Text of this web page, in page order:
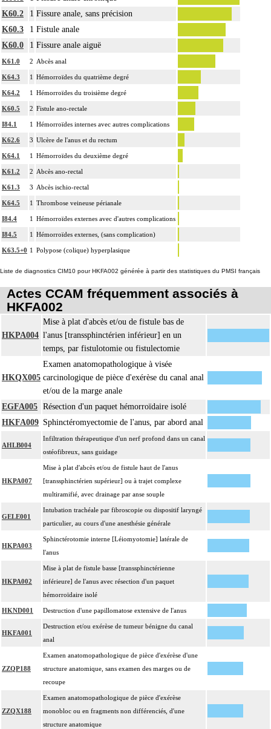
K60.2
1 Fissure anale, sans précision
K60.3
1 Fistule anale
K60.0
1 Fissure anale aiguë
K61.0 2 Abcès anal
K64.3 1 Hémorroïdes du quatrième degré
K64.2 1 Hémorroïdes du troisième degré
K60.5 2 Fistule ano-rectale
I84.1 1 Hémorroïdes internes avec autres complications
K62.6 3 Ulcère de l'anus et du rectum
K64.1 1 Hémorroïdes du deuxième degré
K61.2 2 Abcès ano-rectal
K61.3 3 Abcès ischio-rectal
K64.5 1 Thrombose veineuse périanale
I84.4 1 Hémorroïdes externes avec d'autres complications
I84.5 1 Hémorroïdes externes, (sans complication)
K63.5+0 1 Polypose (colique) hyperplasique
Liste de diagnostics CIM10 pour HKFA002 générée à partir des statistiques du PMSI français
Actes CCAM fréquemment associés à
HKFA002
HKPA004
Mise à plat d'abcès et/ou de fistule bas de
l'anus [transsphinctérien inférieur] en un
temps, par fistulotomie ou fistulectomie
HKQX005
Examen anatomopathologique à visée
carcinologique de pièce d'exérèse du canal anal
et/ou de la marge anale
EGFA005 Résection d'un paquet hémorroïdaire isolé
HKFA009 Sphinctéromyectomie de l'anus, par abord anal
AHLB004
Infiltration thérapeutique d'un nerf profond dans un canal
ostéofibreux, sans guidage
HKPA007
Mise à plat d'abcès et/ou de fistule haut de l'anus
[transsphinctérien supérieur] ou à trajet complexe
multiramifié, avec drainage par anse souple
GELE001
Intubation trachéale par fibroscopie ou dispositif laryngé
particulier, au cours d'une anesthésie générale
HKPA003
Sphinctérotomie interne [Léiomyotomie] latérale de
l'anus
HKPA002
Mise à plat de fistule basse [transsphinctérienne
inférieure] de l'anus avec résection d'un paquet
hémorroïdaire isolé
HKND001 Destruction d'une papillomatose extensive de l'anus
HKFA001
Destruction et/ou exérèse de tumeur bénigne du canal
anal
ZZQP188
Examen anatomopathologique de pièce d'exérèse d'une
structure anatomique, sans examen des marges ou de
recoupe
ZZQX188
Examen anatomopathologique de pièce d'exérèse
monobloc ou en fragments non différenciés, d'une
structure anatomique